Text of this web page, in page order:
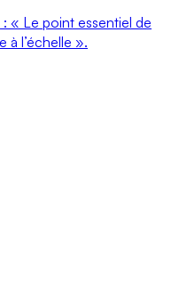
« Le point essentiel de
à l’échelle ».